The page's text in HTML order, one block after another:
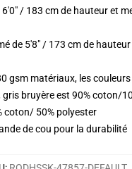
/ 183 cm de hauteur et
de 5'8" / 173 cm de
gsm matériaux, les
bruyère est 90% coton/
coton/ 50% polyester
de cou pour la durabilité